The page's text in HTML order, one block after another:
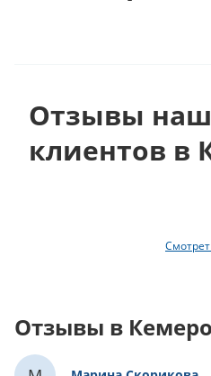
Отзывы
клиентов в
Отзывы в